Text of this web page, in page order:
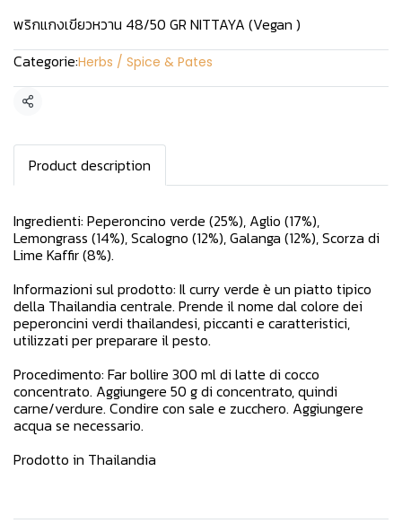
พริกแกงเขียวหวาน 48/50 GR NITTAYA (Vegan )
Categorie:Herbs / Spice & Pates
Condividi
Product description
Ingredienti: Peperoncino verde (25%), Aglio (17%),
Lemongrass (14%), Scalogno (12%), Galanga (12%), Scorza di
Lime Kaffir (8%).
Informazioni sul prodotto: Il curry verde è un piatto tipico
della Thailandia centrale. Prende il nome dal colore dei
peperoncini verdi thailandesi, piccanti e caratteristici,
utilizzati per preparare il pesto.
Procedimento: Far bollire 300 ml di latte di cocco
concentrato. Aggiungere 50 g di concentrato, quindi
carne/verdure. Condire con sale e zucchero. Aggiungere
acqua se necessario.
Prodotto in Thailandia